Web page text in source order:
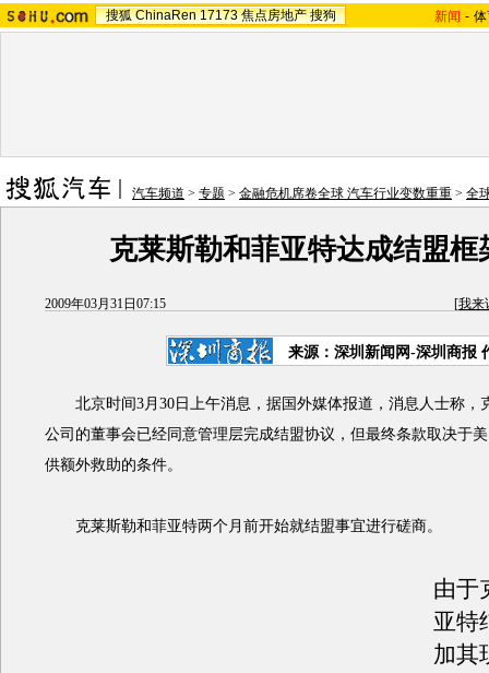
搜狐 ChinaRen 17173 焦点房地产 搜狗 新闻 -
汽车频道 > 专题 > 金融危机席卷全球 汽车行业变数重重 > 全
克莱斯勒和菲亚特达成结盟框
2009年03月31日07:15 [我来
来源：深圳新闻网-深圳商报
北京时间3月30日上午消息，据国外媒体报道，消息人士称，
公司的董事会已经同意管理层完成结盟协议，但最终条款取决于
供额外救助的条件。
克莱斯勒和菲亚特两个月前开始就结盟事宜进行磋商。
由于
亚特
加其